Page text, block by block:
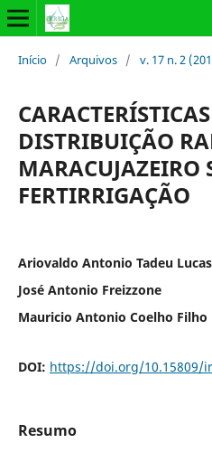
Início / Arquivos / v. 17 n. 2
DISTRIBUIÇÃO
MARACUJAZEIRO
FERTIRRIGAÇÃO
Ariovaldo Antonio Tadeu Lucas
José Antonio Freizzone
Mauricio Antonio Coelho Filho
DOI: https://doi.org/10.15809/
Resumo